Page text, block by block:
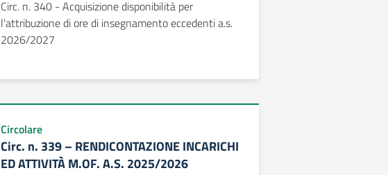
Circ. n. 340 - Acquisizione disponibilità per
l'attribuzione di ore di insegnamento eccedenti a.s.
2026/2027
Circolare
Circ. n. 339 – RENDICONTAZIONE INCARICHI
ED ATTIVITÀ M.OF. A.S. 2025/2026